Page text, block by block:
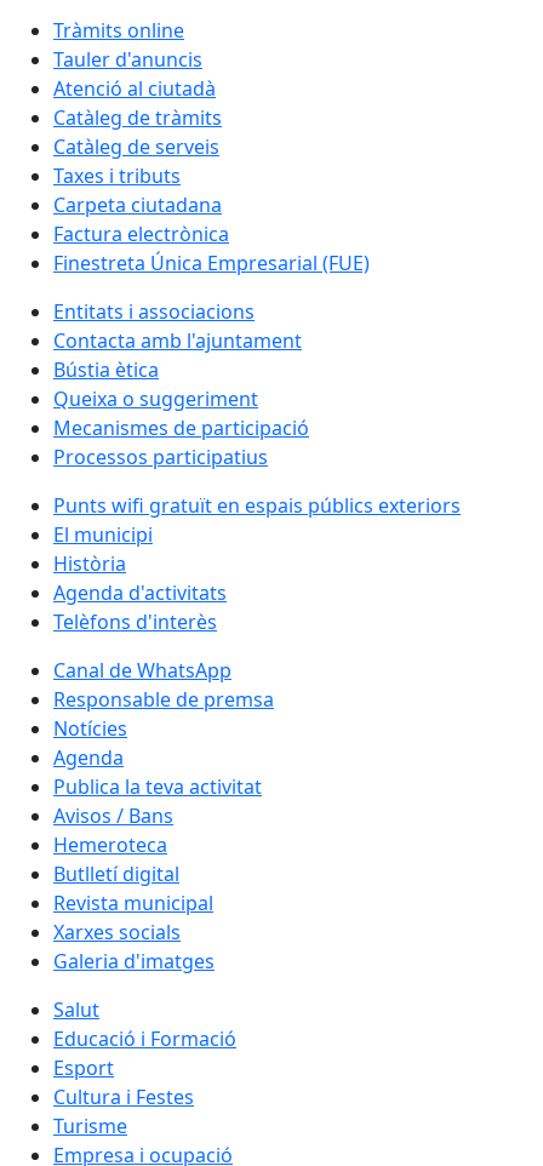
Tràmits online
Tauler d'anuncis
Atenció al ciutadà
Catàleg de tràmits
Catàleg de serveis
Taxes i tributs
Carpeta ciutadana
Factura electrònica
Finestreta Única Empresarial (FUE)
Entitats i associacions
Contacta amb l'ajuntament
Bústia ètica
Queixa o suggeriment
Mecanismes de participació
Processos participatius
Punts wifi gratuït en espais públics exteriors
El municipi
Història
Agenda d'activitats
Telèfons d'interès
Canal de WhatsApp
Responsable de premsa
Notícies
Agenda
Publica la teva activitat
Avisos / Bans
Hemeroteca
Butlletí digital
Revista municipal
Xarxes socials
Galeria d'imatges
Salut
Educació i Formació
Esport
Cultura i Festes
Turisme
Empresa i ocupació